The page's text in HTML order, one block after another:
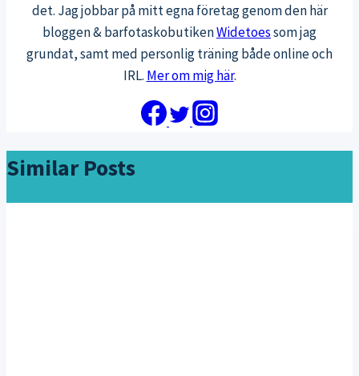
det. Jag jobbar på mitt egna företag genom den här
bloggen & barfotaskobutikenWidetoessom jag
grundat, samt med personlig träning både online och
IRL. Mer om mig här.
Similar Posts